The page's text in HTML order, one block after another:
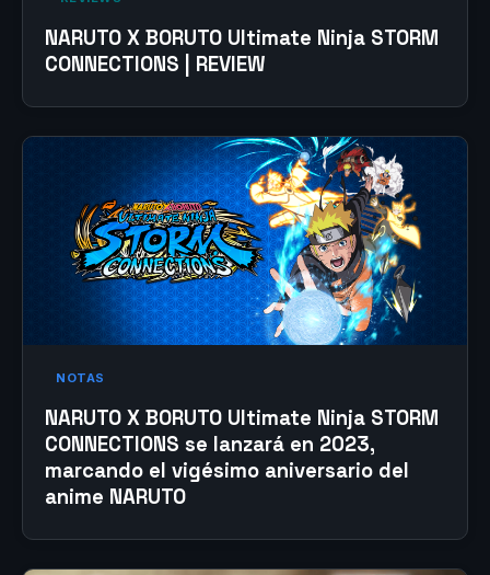
NARUTO X BORUTO Ultimate Ninja STORM
CONNECTIONS | REVIEW
NOTAS
NARUTO X BORUTO Ultimate Ninja STORM
CONNECTIONS se lanzará en 2023,
marcando el vigésimo aniversario del
anime NARUTO